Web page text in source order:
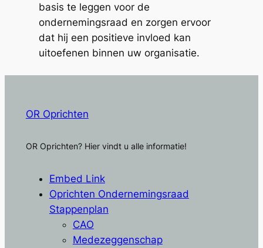
basis te leggen voor de
ondernemingsraad en zorgen ervoor
dat hij een positieve invloed kan
uitoefenen binnen uw organisatie.
OR Oprichten
OR Oprichten? Hier vindt u alle informatie!
Embed Link
Oprichten Ondernemingsraad
Stappenplan
CAO
Medezeggenschap